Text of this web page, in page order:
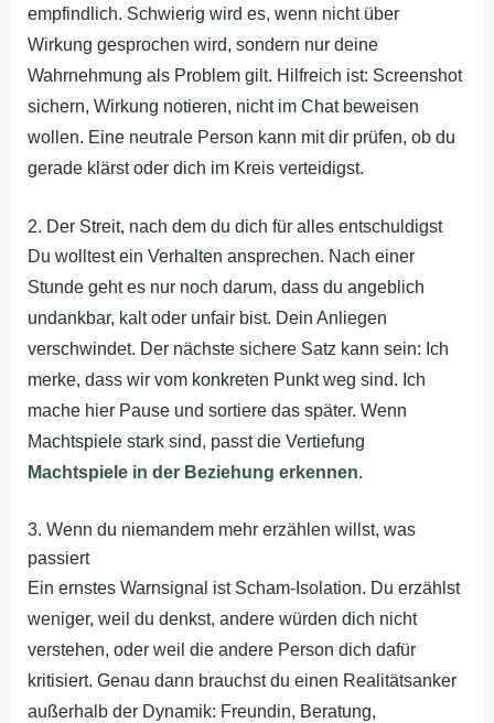
empfindlich. Schwierig wird es, wenn nicht über
Wirkung gesprochen wird, sondern nur deine
Wahrnehmung als Problem gilt. Hilfreich ist: Screenshot
sichern, Wirkung notieren, nicht im Chat beweisen
wollen. Eine neutrale Person kann mit dir prüfen, ob du
gerade klärst oder dich im Kreis verteidigst.
2. Der Streit, nach dem du dich für alles entschuldigst
Du wolltest ein Verhalten ansprechen. Nach einer
Stunde geht es nur noch darum, dass du angeblich
undankbar, kalt oder unfair bist. Dein Anliegen
verschwindet. Der nächste sichere Satz kann sein: Ich
merke, dass wir vom konkreten Punkt weg sind. Ich
mache hier Pause und sortiere das später. Wenn
Machtspiele stark sind, passt die Vertiefung
Machtspiele in der Beziehung erkennen.
3. Wenn du niemandem mehr erzählen willst, was
passiert
Ein ernstes Warnsignal ist Scham-Isolation. Du erzählst
weniger, weil du denkst, andere würden dich nicht
verstehen, oder weil die andere Person dich dafür
kritisiert. Genau dann brauchst du einen Realitätsanker
außerhalb der Dynamik: Freundin, Beratung,